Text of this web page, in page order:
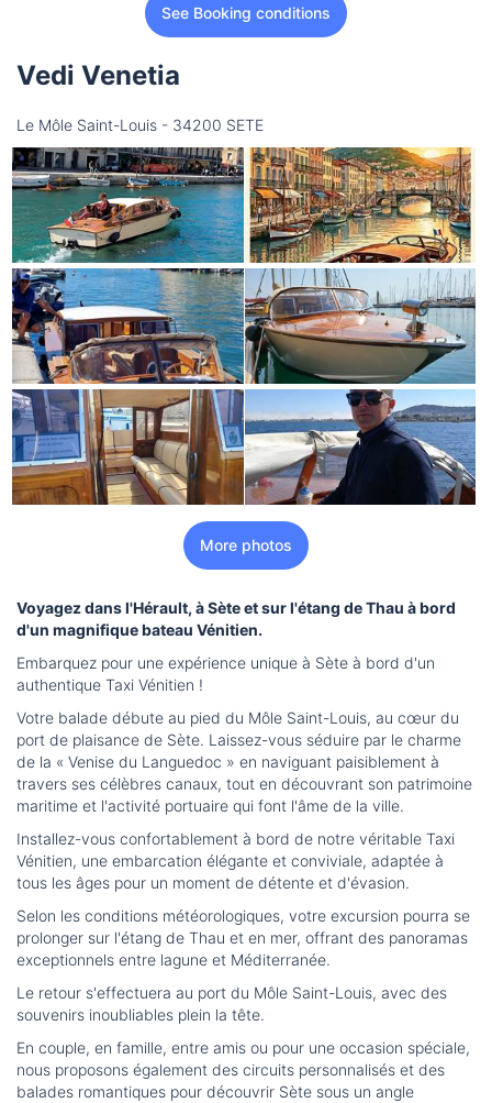
See Booking conditions
Vedi Venetia
Le Môle Saint-Louis - 34200 SETE
More photos
Voyagez dans l'Hérault, à Sète et sur l'étang de Thau à bord
d'un magnifique bateau Vénitien.
Embarquez pour une expérience unique à Sète à bord d'un
authentique Taxi Vénitien !
Votre balade débute au pied du Môle Saint-Louis, au cœur du
port de plaisance de Sète. Laissez-vous séduire par le charme
de la « Venise du Languedoc » en naviguant paisiblement à
travers ses célèbres canaux, tout en découvrant son patrimoine
maritime et l'activité portuaire qui font l'âme de la ville.
Installez-vous confortablement à bord de notre véritable Taxi
Vénitien, une embarcation élégante et conviviale, adaptée à
tous les âges pour un moment de détente et d'évasion.
Selon les conditions météorologiques, votre excursion pourra se
prolonger sur l'étang de Thau et en mer, offrant des panoramas
exceptionnels entre lagune et Méditerranée.
Le retour s'effectuera au port du Môle Saint-Louis, avec des
souvenirs inoubliables plein la tête.
En couple, en famille, entre amis ou pour une occasion spéciale,
nous proposons également des circuits personnalisés et des
balades romantiques pour découvrir Sète sous un angle